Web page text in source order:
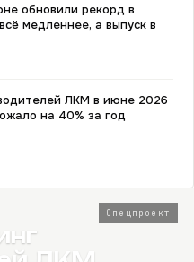
обновили рекорд в
медленнее, а выпуск в
ЛКМ в июне 2026
на 40% за год
Спецпроект